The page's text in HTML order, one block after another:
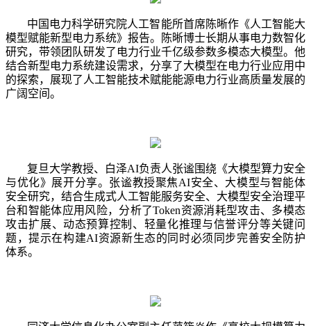
中国电力科学研究院人工智能所首席陈晰作《人工智能大
模型赋能新型电力系统》报告。陈晰博士长期从事电力数智化
研究，带领团队研发了电力行业千亿级参数多模态大模型。他
结合新型电力系统建设需求，分享了大模型在电力行业应用中
的探索，展现了人工智能技术赋能能源电力行业高质量发展的
广阔空间。
复旦大学教授、白泽AI负责人张谧围绕《大模型算力安全
与优化》展开分享。张谧教授聚焦AI安全、大模型与智能体
安全研究，结合生成式人工智能服务安全、大模型安全治理平
台和智能体应用风险，分析了Token资源消耗型攻击、多模态
攻击扩展、动态预算控制、轻量化推理与信誉评分等关键问
题，提示在构建AI资源新生态的同时必须同步完善安全防护
体系。